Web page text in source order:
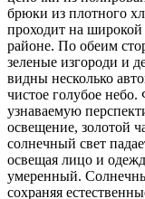
брюки из плотного
проходит на
районе. По обеим
зеленые изгороди и
видны несколько
чистое голубое небо.
узнаваемую
освещение, золотой
солнечный свет
освещая лицо и
умеренный.
сохраняя